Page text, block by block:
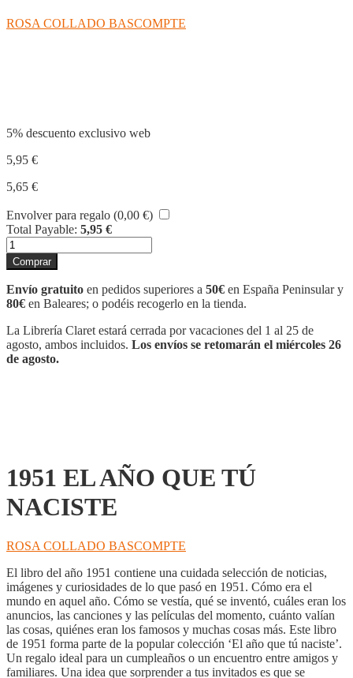
ROSA COLLADO BASCOMPTE
5% descuento exclusivo web
5,95 €
5,65 €
Envolver para regalo (0,00 €)
Total Payable: 5,95 €
1951
EL
AÑO
QUE
TÚ
cantidad
Comprar
Envío gratuito en pedidos superiores a 50€ en España Peninsular y
80€ en Baleares; o podéis recogerlo en la tienda.
La Librería Claret estará cerrada por vacaciones del 1 al 25 de
agosto, ambos incluidos. Los envíos se retomarán el miércoles 26
de agosto.
1951 EL AÑO QUE TÚ
NACISTE
ROSA COLLADO BASCOMPTE
El libro del año 1951 contiene una cuidada selección de noticias,
imágenes y curiosidades de lo que pasó en 1951. Cómo era el
mundo en aquel año. Cómo se vestía, qué se inventó, cuáles eran los
anuncios, las canciones y las películas del momento, cuánto valían
las cosas, quiénes eran los famosos y muchas cosas más. Este libro
de 1951 forma parte de la popular colección ‘El año que tú naciste’.
Un regalo ideal para un cumpleaños o un encuentro entre amigos y
familiares. Una idea que sorprender a tus invitados es que se